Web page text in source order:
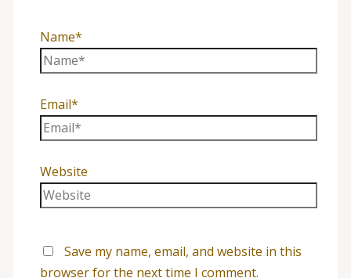
Name*
Email*
Website
Save my name, email, and website in this
browser for the next time I comment.